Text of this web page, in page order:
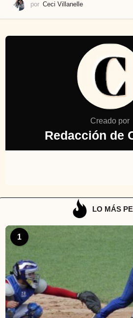
por Ceci Villanelle
Creado por
Redacción de
LO MÁS
1